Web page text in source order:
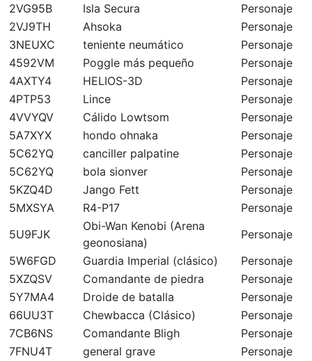
2VG95B
Isla Secura
Personaje
2VJ9TH
Ahsoka
Personaje
3NEUXC
teniente neumático
Personaje
4592VM
Poggle más pequeño
Personaje
4AXTY4
HELIOS-3D
Personaje
4PTP53
Lince
Personaje
4VVYQV
Cálido Lowtsom
Personaje
5A7XYX
hondo ohnaka
Personaje
5C62YQ
canciller palpatine
Personaje
5C62YQ
bola sionver
Personaje
5KZQ4D
Jango Fett
Personaje
5MXSYA
R4-P17
Personaje
5U9FJK
Obi-Wan Kenobi (Arena
geonosiana)
Personaje
5W6FGD
Guardia Imperial (clásico)
Personaje
5XZQSV
Comandante de piedra
Personaje
5Y7MA4
Droide de batalla
Personaje
66UU3T
Chewbacca (Clásico)
Personaje
7CB6NS
Comandante Bligh
Personaje
7FNU4T
general grave
Personaje